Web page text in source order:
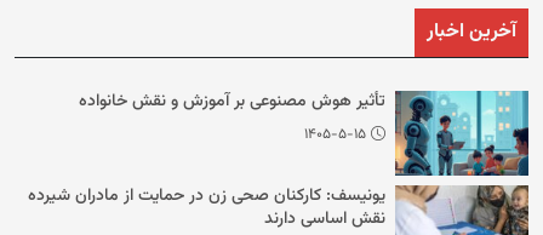
آخرین اخبار
تأثیر هوش مصنوعی بر آموزش و نقش خانواده
۱۴۰۵-۵-۱۵
یونیسف: کارکنان صحی زن در حمایت از مادران شیرده
نقش اساسی دارند